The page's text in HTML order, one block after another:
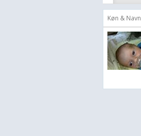
Køn & Navn